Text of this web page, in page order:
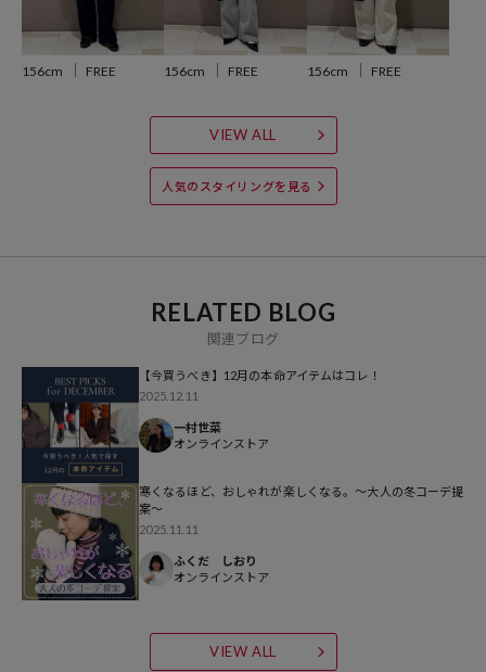
・ブラック：BLK
・ブラウン：BRN
・ワインレッド：BGD
※掲載画像の商品の色味は、屋外や屋内の光の照射や角度により実物
と色味が異なる場合がございます。また表示のサイズ感と実物は若干
異なる場合もございますので、予めご了承ください。
参考価格
4,994円（2025年11月5日時点）
※「参考価格」とは、Daytona Parkにおける対象商品の通常販売（先
行予約・先行割引は含まれません）開始時点の価格です。
ブランド説明
【FREAK'S STORE／フリークスストア】
「アメリカの豊かさとワクワク・ドキドキを日本に伝えたい」という
ど自分たちが本気でカッコ良いと思うものをセレクト。積極的に楽し
む生活体験者＝フリークとして、アメリカンライフスタイルの楽しみ
156cm FREE 156cm FREE 156cm FREE
VIEW ALL
人気のスタイリングを見る
RELATED BLOG
関連ブログ
【今買うべき】12月の本命アイテムはコレ！
2025.12.11
一村世菜
オンラインストア
寒くなるほど、おしゃれが楽しくなる。～大人の冬コーデ提
案～
2025.11.11
ふくだ しおり
オンラインストア
VIEW ALL